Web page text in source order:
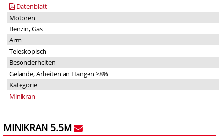
Datenblatt
Motoren
Benzin, Gas
Arm
Teleskopisch
Besonderheiten
Gelände, Arbeiten an Hängen >8%
Kategorie
Minikran
MINIKRAN 5.5M